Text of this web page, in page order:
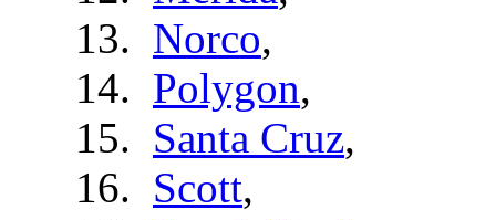
Norco,
Polygon,
Santa Cruz,
Scott,